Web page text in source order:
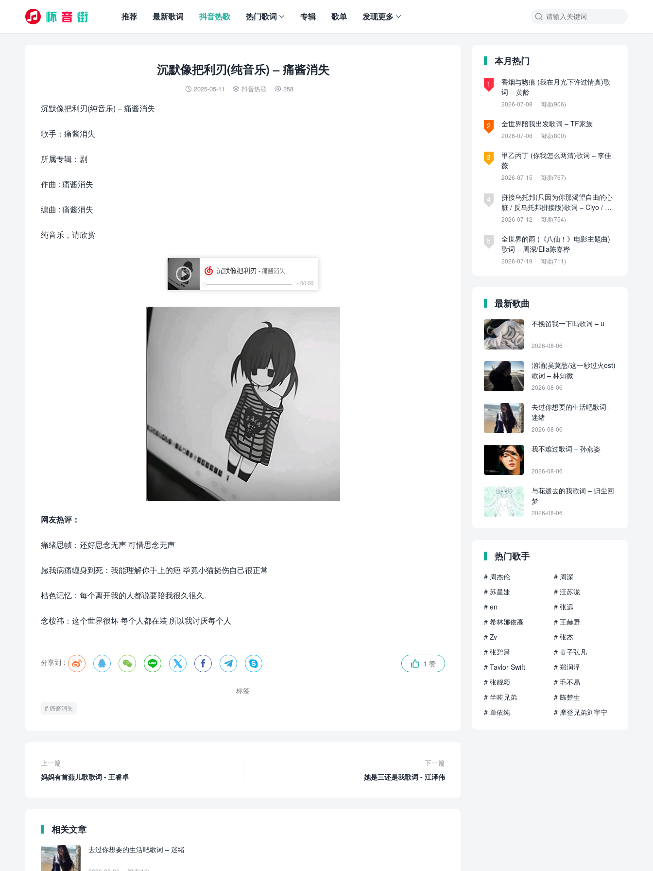

推荐 最新歌词 抖音热歌 热门歌词 专辑 歌单 发现更多
沉默像把利刃(纯音乐) – 痛酱消失
 2025-05-11  抖音热歌  258
沉默像把利刃(纯音乐) – 痛酱消失
歌手：痛酱消失
所属专辑：剧
作曲 : 痛酱消失
编曲 : 痛酱消失
纯音乐，请欣赏
网友热评：
痛绪思帧：还好思念无声 可惜思念无声
愿我病痛缠身到死：我能理解你手上的疤 毕竟小猫挠伤自己很正常
枯色记忆：每个离开我的人都说要陪我很久很久.
念桉祎：这个世界很坏 每个人都在装 所以我讨厌每个人
分享到：          1 赞
标签
痛酱消失
上一篇
妈妈有首燕儿歌歌词 - 王睿卓
下一篇
她是三还是我歌词 - 江泽伟
相关文章
去过你想要的生活吧歌词 – 迷绪
本月热门
1
香烟与吻痕 (我在月光下许过情真)歌
词 – 黄龄
2026-07-08 阅读(906)
2 全世界陪我出发歌词 – TF家族
2026-07-08 阅读(800)
3
甲乙丙丁 (你我怎么两清)歌词 – 李佳
薇
2026-07-15 阅读(767)
4
拼接乌托邦(只因为你那渴望自由的心
脏 / 反乌托邦拼接版)歌词 – Ciyo / 见
过夏天P / 乌托邦P
2026-07-12 阅读(754)
5
全世界的雨 (《八仙！》电影主题曲)
歌词 – 周深/Ella陈嘉桦
2026-07-19 阅读(711)
最新歌曲
不挽留我一下吗歌词 – u
2026-08-06
汹涌(吴莫愁/这一秒过火ost)
歌词 – 林知微
2026-08-06
去过你想要的生活吧歌词 –
迷绪
2026-08-06
我不难过歌词 – 孙燕姿
2026-08-06
与花逝去的我歌词 – 归尘回
梦
2026-08-06
热门歌手
# 周杰伦
# 周深
# 苏星婕
# 汪苏泷
# en
# 张远
# 希林娜依高
# 王赫野
# Zy
# 张杰
# 张碧晨
# 黄子弘凡
# Taylor Swift
# 郑润泽
# 张靓颖
# 毛不易
# 半吨兄弟
# 陈楚生
# 单依纯
# 摩登兄弟刘宇宁